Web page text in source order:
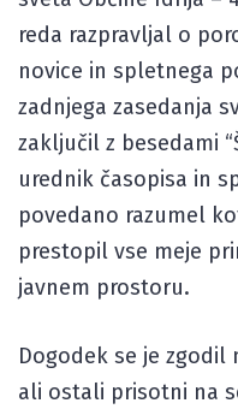
reda razpravljal o
novice in spletnega
zadnjega zasedanja
zaključil z besedami
urednik časopisa in
povedano razumel
prestopil vse meje
javnem prostoru.
Dogodek se je zgodil
ali ostali prisotni na